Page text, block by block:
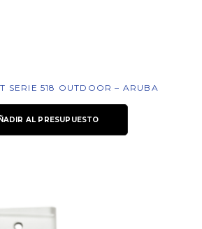
SERIE 518 OUTDOOR – ARUBA
AL PRESUPUESTO